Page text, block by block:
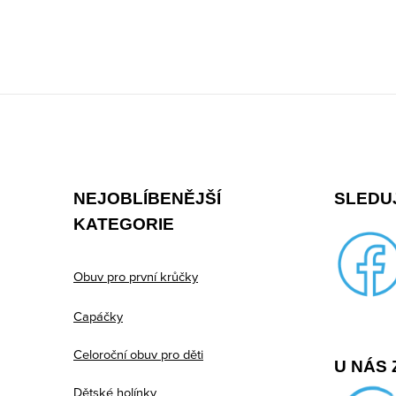
NEJOBLÍBENĚJŠÍ
KATEGORIE
Obuv pro první krůčky
Capáčky
Celoroční obuv pro děti
U NÁS